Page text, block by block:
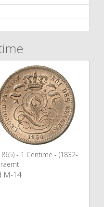
- 1 Centime - (1832-
M-14